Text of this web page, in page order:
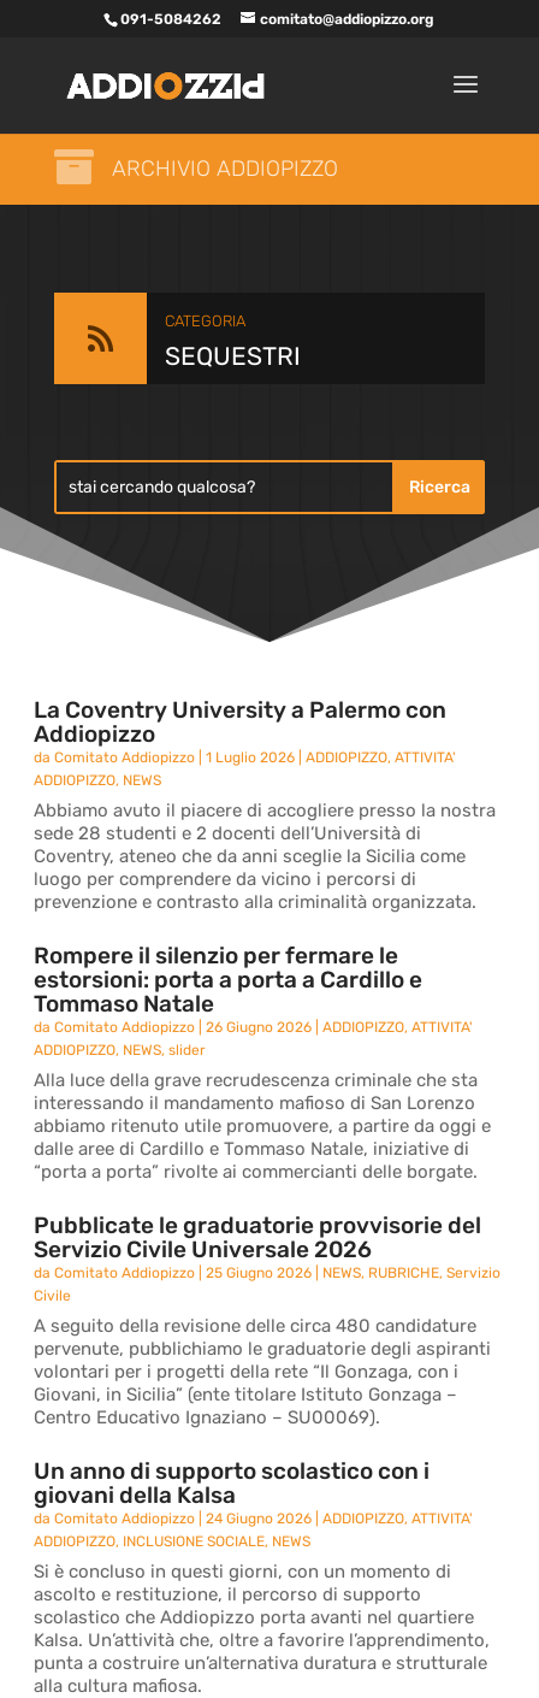
091-5084262 comitato@addiopizzo.org
 ARCHIVIO ADDIOPIZZO

CATEGORIA
SEQUESTRI
La Coventry University a Palermo con
Addiopizzo
daComitato Addiopizzo |1 Luglio 2026 |ADDIOPIZZO,ATTIVITA'
ADDIOPIZZO, NEWS
Abbiamo avuto il piacere di accogliere presso la nostra
sede 28 studenti e 2 docenti dell’Università di
Coventry, ateneo che da anni sceglie la Sicilia come
luogo per comprendere da vicino i percorsi di
prevenzione e contrasto alla criminalità organizzata.
Rompere il silenzio per fermare le
estorsioni: porta a porta a Cardillo e
Tommaso Natale
daComitato Addiopizzo |26 Giugno 2026 |ADDIOPIZZO,ATTIVITA'
ADDIOPIZZO, NEWS,slider
Alla luce della grave recrudescenza criminale che sta
interessando il mandamento mafioso di San Lorenzo
abbiamo ritenuto utile promuovere, a partire da oggi e
dalle aree di Cardillo e Tommaso Natale, iniziative di
“porta a porta” rivolte ai commercianti delle borgate.
Pubblicate le graduatorie provvisorie del
Servizio Civile Universale 2026
daComitato Addiopizzo |25 Giugno 2026 NEWS, RUBRICHE,Servizio
Civile
A seguito della revisione delle circa 480 candidature
pervenute, pubblichiamo le graduatorie degli aspiranti
volontari per i progetti della rete “Il Gonzaga, con i
Giovani, in Sicilia” (ente titolare Istituto Gonzaga –
Centro Educativo Ignaziano – SU00069).
Un anno di supporto scolastico con i
giovani della Kalsa
daComitato Addiopizzo |24 Giugno 2026 |ADDIOPIZZO,ATTIVITA'
ADDIOPIZZO, INCLUSIONE SOCIALE, NEWS
Si è concluso in questi giorni, con un momento di
ascolto e restituzione, il percorso di supporto
scolastico che Addiopizzo porta avanti nel quartiere
Kalsa. Un’attività che, oltre a favorire l’apprendimento,
punta a costruire un’alternativa duratura e strutturale
alla cultura mafiosa.